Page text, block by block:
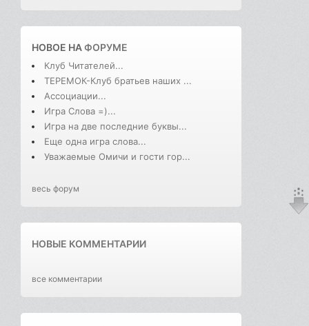
НОВОЕ НАФОРУМЕ
Клуб Читателей...
ТЕРЕМОК-Клуб братьев наших ...
Ассоциации...
Игра Слова =)...
Игра на две последние буквы...
Еще одна игра слова...
Уважаемые Омичи и гости гор...
весь форум
НОВЫЕ КОММЕНТАРИИ
все комментарии